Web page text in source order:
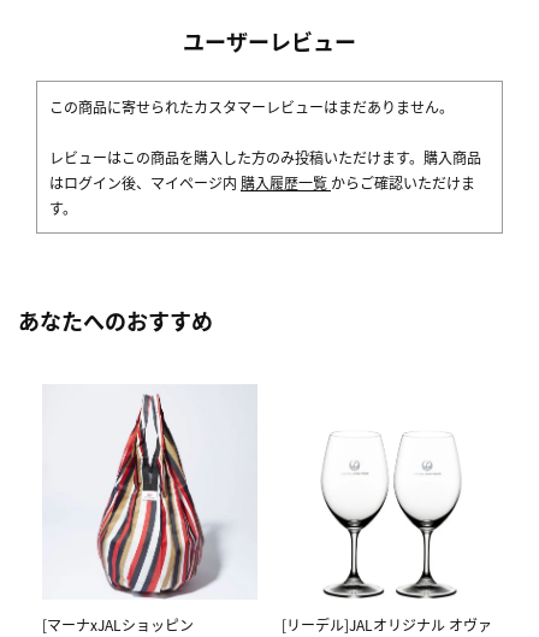
ユーザーレビュー
この商品に寄せられたカスタマーレビューはまだありません。
レビューはこの商品を購入した方のみ投稿いただけます。購入商品
はログイン後、マイページ内 購入履歴一覧 からご確認いただけま
す。
あなたへのおすすめ
[マーナxJALショッピン
[リーデル]JALオリジナル オヴァ